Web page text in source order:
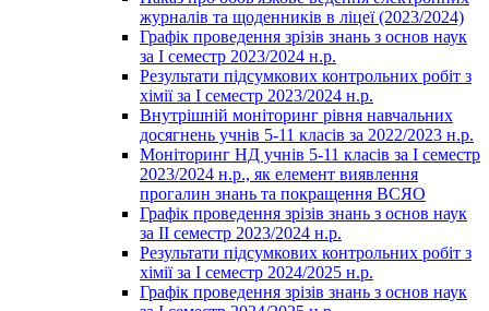
журналів та щоденників в ліцеї (2023/2024)
Графік проведення зрізів знань з основ наук
за І семестр 2023/2024 н.р.
Результати підсумкових контрольних робіт з
хімії за І семестр 2023/2024 н.р.
Внутрішній моніторинг рівня навчальних
досягнень учнів 5-11 класів за 2022/2023 н.р.
Моніторинг НД учнів 5-11 класів за І семестр
2023/2024 н.р., як елемент виявлення
прогалин знань та покращення ВСЯО
Графік проведення зрізів знань з основ наук
за ІІ семестр 2023/2024 н.р.
Результати підсумкових контрольних робіт з
хімії за І семестр 2024/2025 н.р.
Графік проведення зрізів знань з основ наук